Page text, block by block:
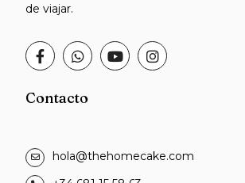
de viajar.
Contacto
hola@thehomecake.com